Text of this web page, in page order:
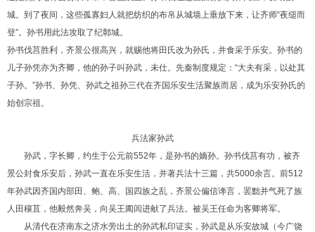
城。到了夜间，这些孤寡妇人就把纺织的布帛从城墙上垂放下来，让齐师“夜缒而
登”。孙书用此法攻取了纪鄣城。
孙书伐莒胜利，齐景公很高兴，就赐他将田氏改为孙氏，并食采于乐安。孙书的
儿子孙凭亦为齐卿，他的孙子叫孙武，未仕。先秦制度规定： “大夫有采，以处其
子孙。 ”孙书、孙凭、孙武之祖孙三代在齐国乐安生活聚族而居，成为乐安孙氏的
始创宗祖。
兵法家孙武
孙武，字长卿，约生于公元前552年，是孙书的嫡孙。孙书伐莒有功，被齐
景公封食乐安后，孙武一直在乐安生活，并著兵法十三篇，共5000余言。前512
年孙武因齐国内部田、鲍、高、国四族之乱，齐景公偏信谗言，罢黜并气死了族
人田穰苴，他毅然奔吴，向吴王阖闾进献了兵法。被吴王任命为客卿将军。
从清代在济南东之济水旁出土的孙武私印证实，孙武是从乐安故城（今广饶